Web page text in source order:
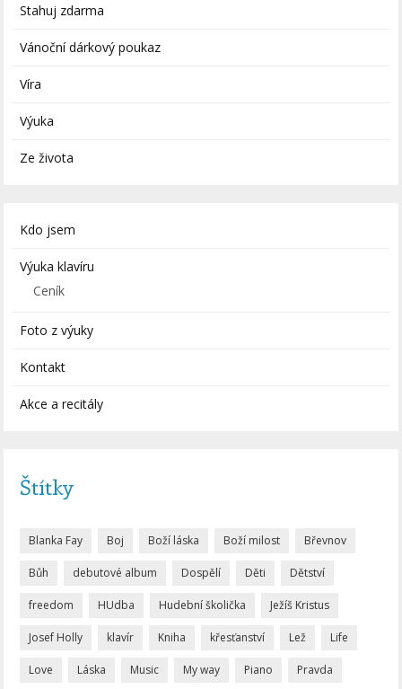
Stahuj zdarma
Vánoční dárkový poukaz
Víra
Výuka
Ze života
Kdo jsem
Výuka klavíru
Ceník
Foto z výuky
Kontakt
Akce a recitály
Štítky
Blanka Fay Boj Boží láska Boží milost Břevnov
Bůh debutové album Dospělí Děti Dětství
freedom HUdba Hudební školička Ježíš Kristus
Josef Holly klavír Kniha křesťanství Lež Life
Love Láska Music My way Piano Pravda